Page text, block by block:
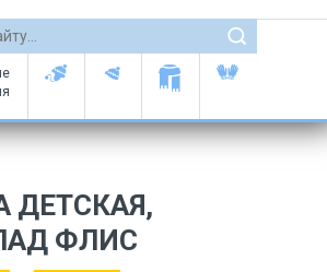
ДЕТСКАЯ,
ФЛИС